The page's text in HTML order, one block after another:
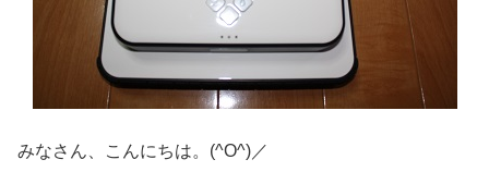
みなさん、こんにちは。(^O^)／